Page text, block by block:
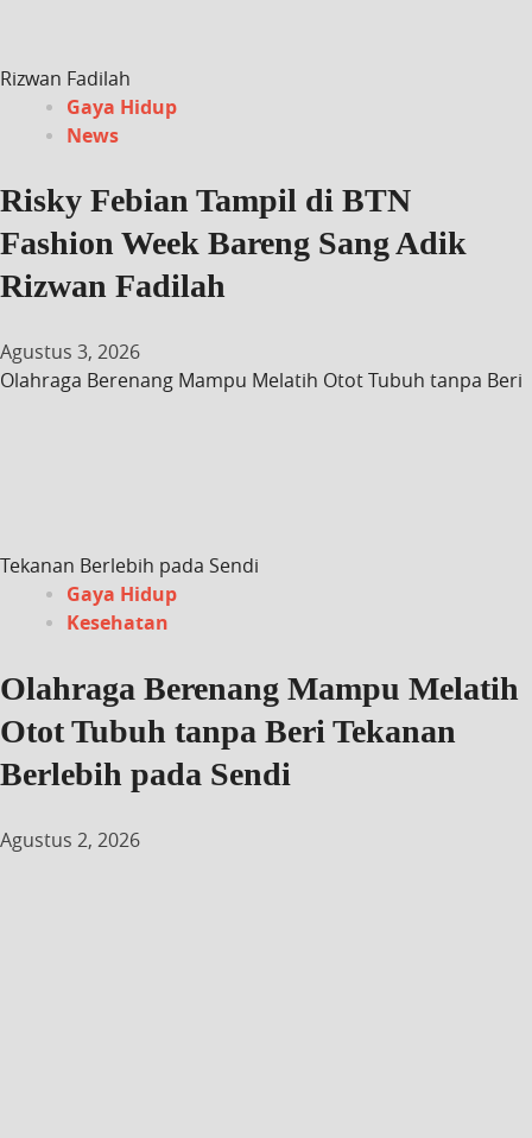
Rizwan Fadilah
Gaya Hidup
News
Risky Febian Tampil di BTN
Fashion Week Bareng Sang Adik
Rizwan Fadilah
Agustus 3, 2026
Olahraga Berenang Mampu Melatih Otot Tubuh tanpa Beri
Tekanan Berlebih pada Sendi
Gaya Hidup
Kesehatan
Olahraga Berenang Mampu Melatih
Otot Tubuh tanpa Beri Tekanan
Berlebih pada Sendi
Agustus 2, 2026